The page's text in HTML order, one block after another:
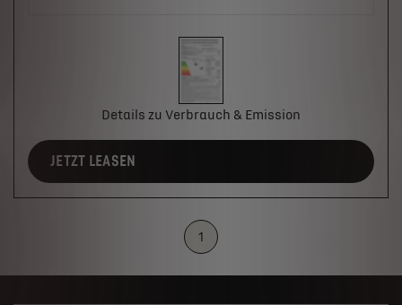
Details zu Verbrauch & Emission
JETZT LEASEN
1